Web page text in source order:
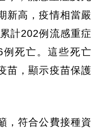
新高，疫情相當嚴
計202例流感重症
死亡。這些死亡
苗，顯示疫苗保護
，符合公費接種資